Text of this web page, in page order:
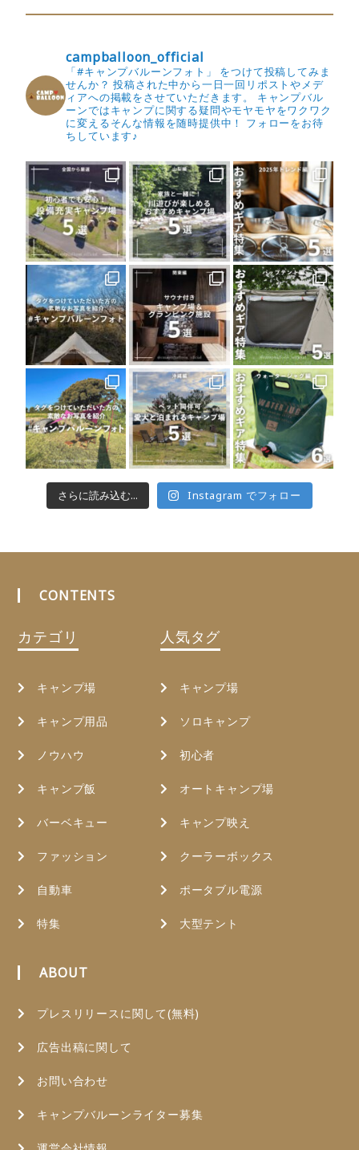
campballoon_official
「#キャンプバルーンフォト」 をつけて投稿してみま
せんか？ 投稿された中から一日一回リポストやメデ
ィアへの掲載をさせていただきます。
キャンプバル
ーンではキャンプに関する疑問やモヤモヤをワクワク
に変えるそんな情報を随時提供中！
フォローをお待
ちしています♪
さらに読み込む... Instagram でフォロー
CONTENTS
カテゴリ
キャンプ場
キャンプ用品
ノウハウ
キャンプ飯
バーベキュー
ファッション
自動車
特集
人気タグ
キャンプ場
ソロキャンプ
初心者
オートキャンプ場
キャンプ映え
クーラーボックス
ポータブル電源
大型テント
ABOUT
プレスリリースに関して(無料)
広告出稿に関して
お問い合わせ
キャンプバルーンライター募集